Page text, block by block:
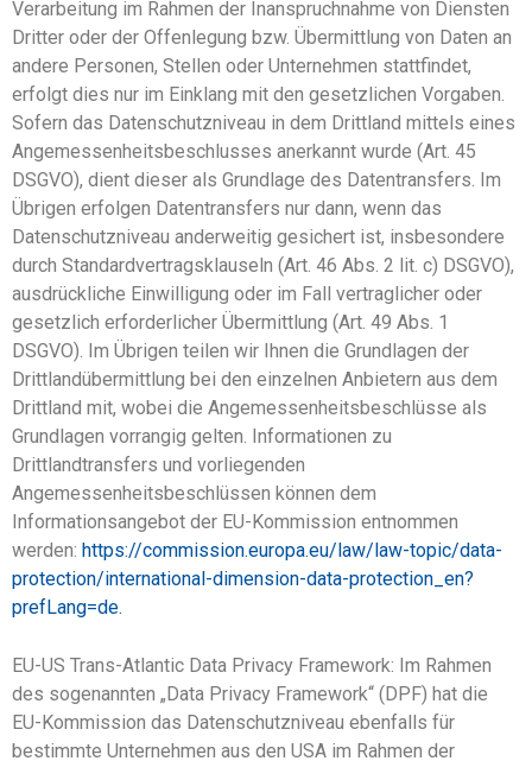
Verarbeitung im Rahmen der Inanspruchnahme von Diensten
Dritter oder der Offenlegung bzw. Übermittlung von Daten an
andere Personen, Stellen oder Unternehmen stattfindet,
erfolgt dies nur im Einklang mit den gesetzlichen Vorgaben.
Sofern das Datenschutzniveau in dem Drittland mittels eines
Angemessenheitsbeschlusses anerkannt wurde (Art. 45
DSGVO), dient dieser als Grundlage des Datentransfers. Im
Übrigen erfolgen Datentransfers nur dann, wenn das
Datenschutzniveau anderweitig gesichert ist, insbesondere
durch Standardvertragsklauseln (Art. 46 Abs. 2 lit. c) DSGVO),
ausdrückliche Einwilligung oder im Fall vertraglicher oder
gesetzlich erforderlicher Übermittlung (Art. 49 Abs. 1
DSGVO). Im Übrigen teilen wir Ihnen die Grundlagen der
Drittlandübermittlung bei den einzelnen Anbietern aus dem
Drittland mit, wobei die Angemessenheitsbeschlüsse als
Grundlagen vorrangig gelten. Informationen zu
Drittlandtransfers und vorliegenden
Angemessenheitsbeschlüssen können dem
Informationsangebot der EU-Kommission entnommen
werden: https://commission.europa.eu/law/law-topic/data-
protection/international-dimension-data-protection_en?
prefLang=de.
EU-US Trans-Atlantic Data Privacy Framework: Im Rahmen
des sogenannten „Data Privacy Framework“ (DPF) hat die
EU-Kommission das Datenschutzniveau ebenfalls für
bestimmte Unternehmen aus den USA im Rahmen der